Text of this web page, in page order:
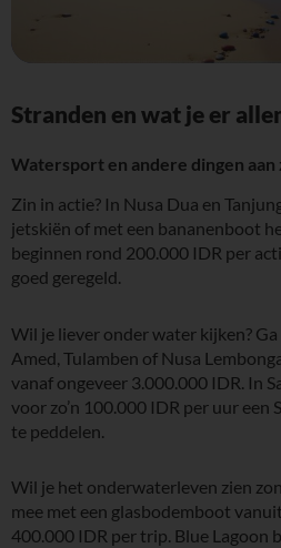
Stranden en wat je er
Watersport en andere dingen aan
Zin in actie? In Nusa Dua en
jetskiën of met een bananenboot
beginnen rond 200.000 IDR per
goed geregeld.
Wil je liever onder water kijken?
Amed, Tulamben of Nusa
vanaf ongeveer 3.000.000 IDR. In
voor zo’n 100.000 IDR per uur
te peddelen.
Wil je het onderwaterleven zien
mee met een glasbodemboot
400.000 IDR per trip. Blue Lagoon